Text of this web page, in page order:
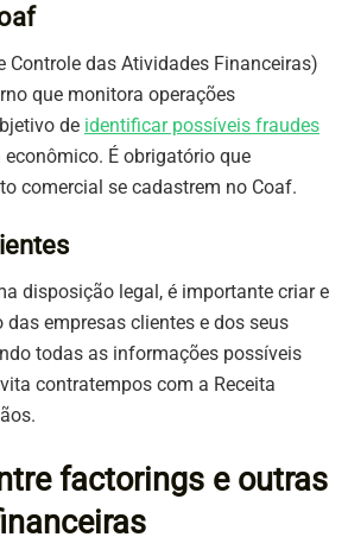
Controle das Atividades Financeiras)
que monitora operações
de identificar possíveis fraudes
É obrigatório que
comercial se cadastrem no Coaf.
disposição legal, é importante criar e
empresas clientes e dos seus
todas as informações possíveis
contratempos com a Receita
factorings e outras